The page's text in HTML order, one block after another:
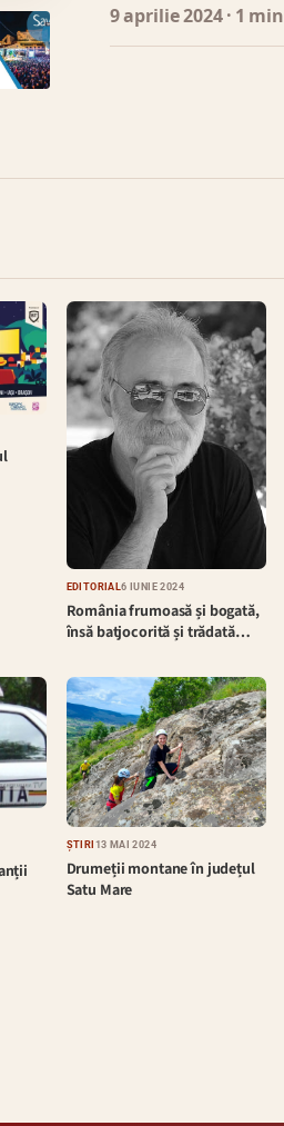
9 aprilie 2024· 1 min
EDITORIAL6 IUNIE 2024
România frumoasă și bogată,
însă batjocorită și trădată…
ȘTIRI 13 MAI 2024
Drumeții montane în județul
Satu Mare